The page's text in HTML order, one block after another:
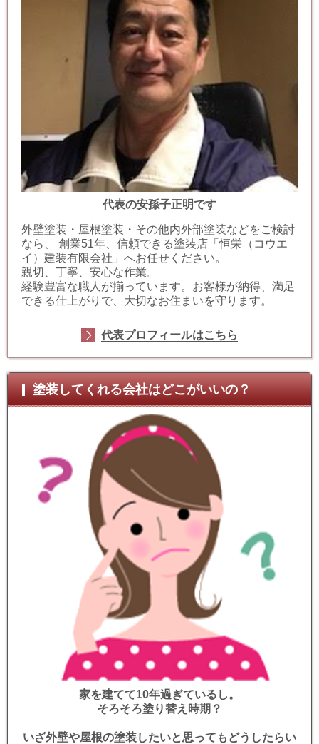
代表の安孫子正明です
外壁塗装・屋根塗装・その他内外部塗装などをご検討
なら、 創業51年、信頼できる塗装店「恒栄（コウエ
イ）建装有限会社」へお任せください。
親切、丁寧、安心な作業。
経験豊富な職人が揃っています。お客様が納得、満足
できる仕上がりで、大切なお住まいを守ります。
代表プロフィールはこちら
塗装してくれる会社はどこがいいの？
家を建てて10年過ぎているし。
そろそろ塗り替え時期？
いざ外壁や屋根の塗装したいと思ってもどうしたらい